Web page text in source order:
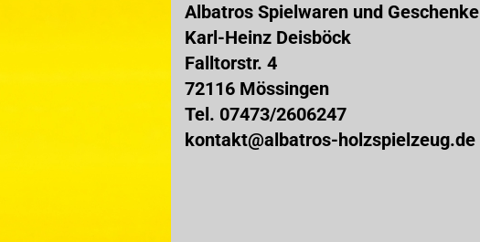
Albatros Spielwaren und Geschenke
Karl-Heinz Deisböck
Falltorstr. 4
72116 Mössingen
Tel. 07473/2606247
kontakt@albatros-holzspielzeug.de